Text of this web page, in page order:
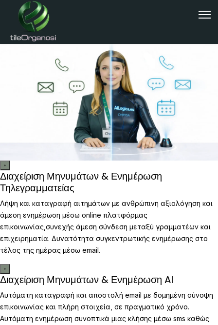
Διαχείριση Μηνυμάτων & Ενημέρωση
Τηλεγραμματείας
Λήψη και καταγραφή αιτημάτων με ανθρώπινη αξιολόγηση και
άμεση ενημέρωση μέσω online πλατφόρμας
επικοινωνίας,συνεχής άμεση σύνδεση μεταξύ γραμματέων και
επιχειρηματία. Δυνατότητα συγκεντρωτικής ενημέρωσης στο
τέλος της ημέρας μέσω email.
Διαχείριση Μηνυμάτων & Ενημέρωση AI
Αυτόματη καταγραφή και αποστολή email με δομημένη σύνοψη
επικοινωνίας και πλήρη στοιχεία, σε πραγματικό χρόνο.
Αυτόματη ενημέρωση συνοπτικά μιας κλήσης μέσω sms καθώς